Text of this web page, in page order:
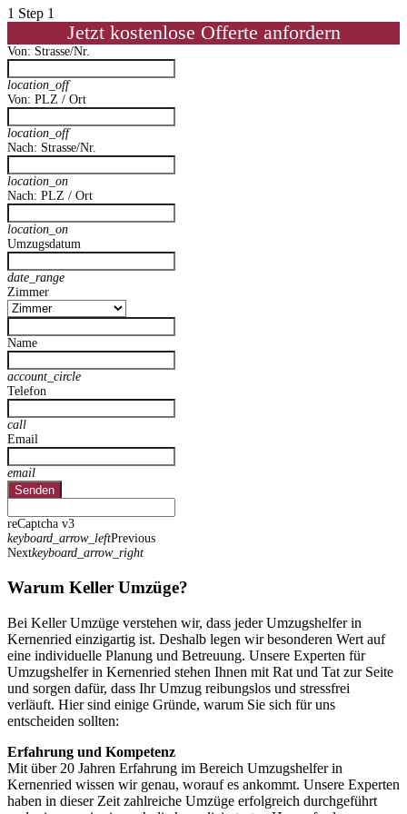
1 Step 1
Jetzt kostenlose Offerte anfordern
Von: Strasse/Nr.
location_off
Von: PLZ / Ort
location_off
Nach: Strasse/Nr.
location_on
Nach: PLZ / Ort
location_on
Umzugsdatum
date_range
Zimmer
Name
account_circle
Telefon
call
Email
email
Senden
reCaptcha v3
keyboard_arrow_leftPrevious
Nextkeyboard_arrow_right
Warum Keller Umzüge?
Bei Keller Umzüge verstehen wir, dass jeder Umzugshelfer in
Kernenried einzigartig ist. Deshalb legen wir besonderen Wert auf
eine individuelle Planung und Betreuung. Unsere Experten für
Umzugshelfer in Kernenried stehen Ihnen mit Rat und Tat zur Seite
und sorgen dafür, dass Ihr Umzug reibungslos und stressfrei
verläuft. Hier sind einige Gründe, warum Sie sich für uns
entscheiden sollten:
Erfahrung und Kompetenz
Mit über 20 Jahren Erfahrung im Bereich Umzugshelfer in
Kernenried wissen wir genau, worauf es ankommt. Unsere Experten
haben in dieser Zeit zahlreiche Umzüge erfolgreich durchgeführt